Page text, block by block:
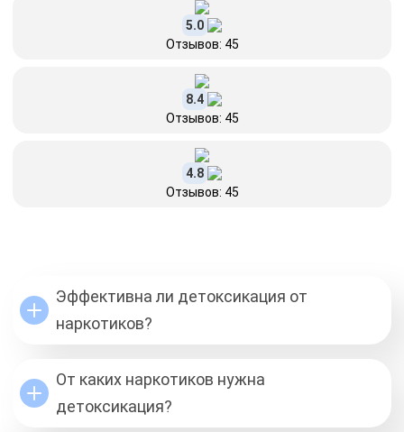
5.0
Отзывов: 45
8.4
Отзывов: 45
4.8
Отзывов: 45
Эффективна ли детоксикация от
наркотиков?
От каких наркотиков нужна
детоксикация?